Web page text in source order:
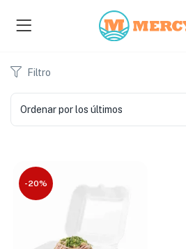
Filtro
Ordenar por los últimos
-20%